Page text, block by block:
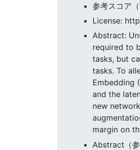
参考スコア
License:
Abstract:
required to
tasks, but
tasks. To
Embedding
and the
new
margin on
Abstract（